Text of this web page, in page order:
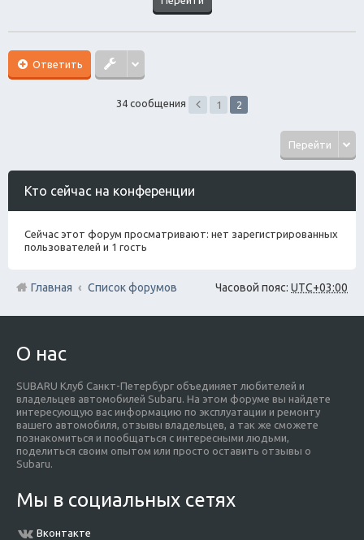
Ответить
34 сообщения 1 2
Перейти
Кто сейчас на конференции
Сейчас этот форум просматривают: нет зарегистрированных
пользователей и 1 гость
Часовой пояс: UTC+03:00
Главная Список форумов
О нас
SUBARU Клуб Санкт-Петербург объединяет любителей и
владельцев автомобилей Subaru. На этом форуме вы найдете
интересующую вас информацию по эксплуатации и ремонту
вашего автомобиля, отзывы владельцев, а так же сможете
познакомиться и пообщаться с интересными людьми,
поделиться своим опытом или просто оставить отзывы о
Subaru.
Мы в социальных сетях
Вконтакте